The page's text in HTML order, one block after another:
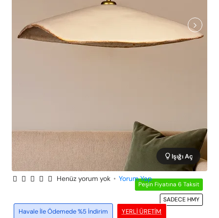
Peşin Fiyatına 6 Taksit
SADECE HMY
Işığı Aç
YERLI ÜRETIM
Havale İle Ödemede %5 İndirim
Henüz yorum yok • Yorum Yap